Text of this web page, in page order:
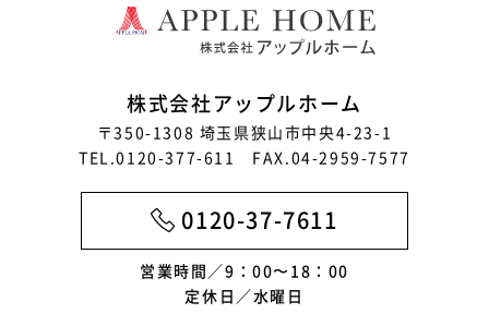
株式会社アップルホーム
〒350-1308 埼玉県狭山市中央4-23-1
TEL.0120-377-611 FAX.04-2959-7577
0120-37-7611
営業時間／9：00〜18：00
定休日／水曜日